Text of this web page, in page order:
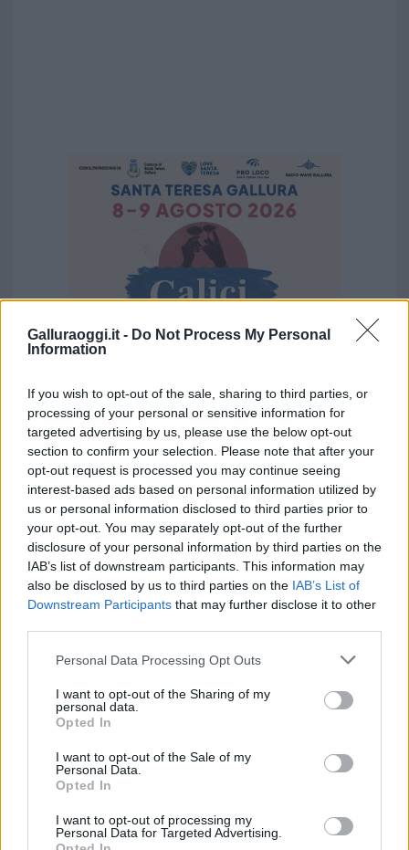
Galluraoggi.it - Do Not Process My Personal
Information
If you wish to opt-out of the sale, sharing to third parties, or
processing of your personal or sensitive information for
targeted advertising by us, please use the below opt-out
section to confirm your selection. Please note that after your
opt-out request is processed you may continue seeing
interest-based ads based on personal information utilized by
us or personal information disclosed to third parties prior to
your opt-out. You may separately opt-out of the further
disclosure of your personal information by third parties on the
IAB’s list of downstream participants. This information may
also be disclosed by us to third parties on the IAB’s List of
Downstream Participants that may further disclose it to other
Please note that this website/app uses one or more Google
not limited to your visit or usage behaviour. You may click to
grant or deny consent to Google and its third-party tags to
use your data for below specified purposes in below Google
consent section.
Personal Data Processing Opt Outs
I want to opt-out of the Sharing of my
personal data.
Opted In
I want to opt-out of the Sale of my
Personal Data.
Opted In
I want to opt-out of processing my
Personal Data for Targeted Advertising.
Vuoi rimuovere le pubblicità nazionali?
Puoi abbonarti asoli € 1,10 al mese
cliccandoqui
Sei già abbonato?
Puoi effettuare l'accesso andando nella
TEMI: Guardia Costiera Olbia
Inviaci le tue segnalazioni,
i tuoi video e le tue foto
345 356 7512